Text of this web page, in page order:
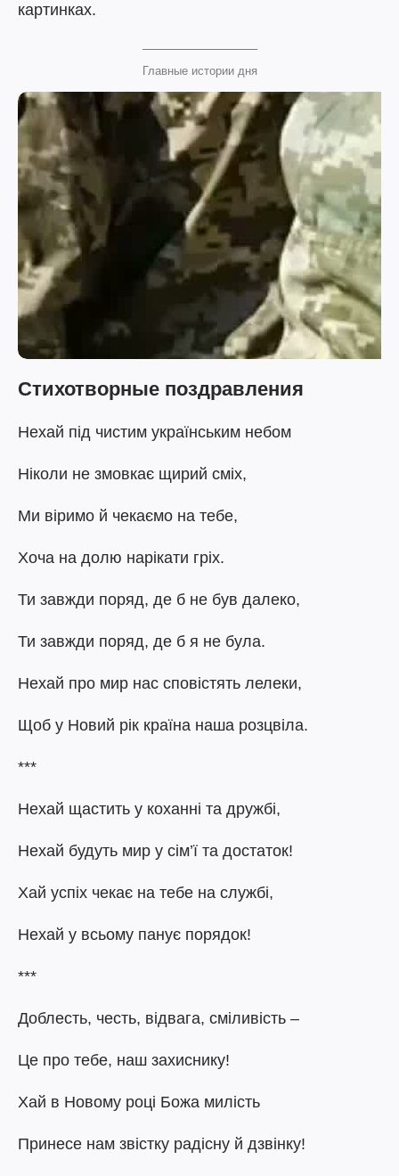
картинках.
Главные истории дня
Стихотворные поздравления
Нехай під чистим українським небом
Ніколи не змовкає щирий сміх,
Ми віримо й чекаємо на тебе,
Хоча на долю нарікати гріх.
Ти завжди поряд, де б не був далеко,
Ти завжди поряд, де б я не була.
Нехай про мир нас сповістять лелеки,
Щоб у Новий рік країна наша розцвіла.
***
Нехай щастить у коханні та дружбі,
Нехай будуть мир у сім’ї та достаток!
Хай успіх чекає на тебе на службі,
Нехай у всьому панує порядок!
***
Доблесть, честь, відвага, сміливість –
Це про тебе, наш захиснику!
Хай в Новому році Божа милість
Принесе нам звістку радісну й дзвінку!